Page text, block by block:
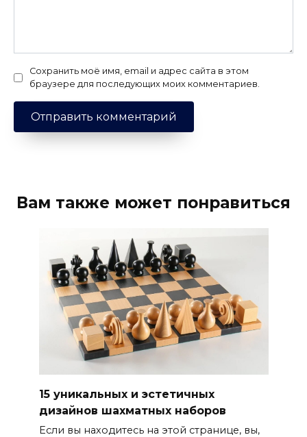
Сохранить моё имя, email и адрес сайта в этом
браузере для последующих моих комментариев.
Вам также может понравиться
15 уникальных и эстетичных
дизайнов шахматных наборов
Если вы находитесь на этой странице, вы,